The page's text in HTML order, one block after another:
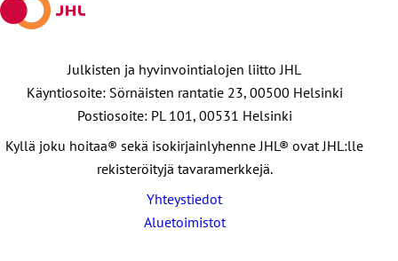
Julkisten ja hyvinvointialojen liitto JHL
Käyntiosoite: Sörnäisten rantatie 23, 00500 Helsinki
Postiosoite: PL 101, 00531 Helsinki
Kyllä joku hoitaa® sekä isokirjainlyhenne JHL® ovat JHL:lle
rekisteröityjä tavaramerkkejä.
Yhteystiedot
Aluetoimistot